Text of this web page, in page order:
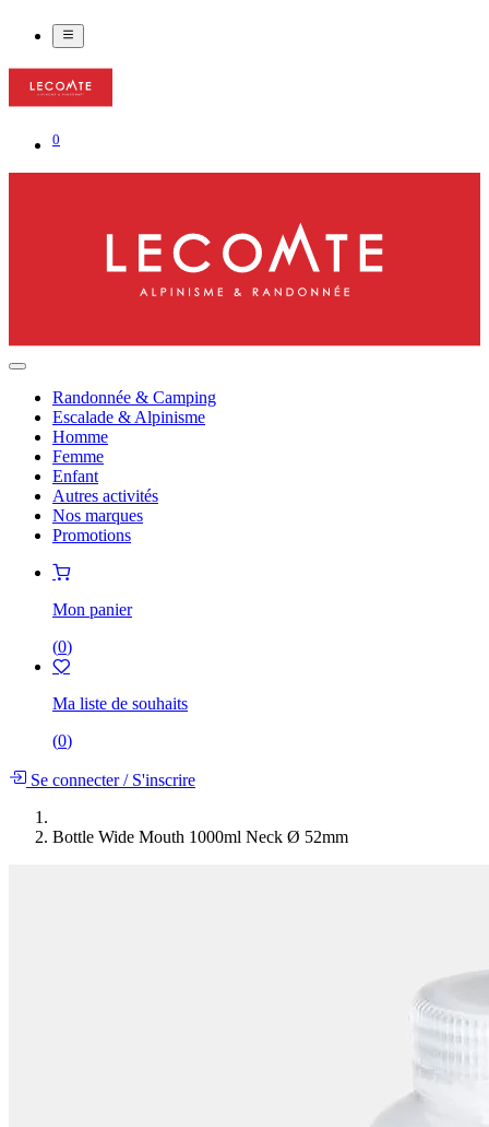
0
Randonnée & Camping
Escalade & Alpinisme
Homme
Femme
Enfant
Autres activités
Nos marques
Promotions
Mon panier
(0)
Ma liste de souhaits
(0)
Se connecter/S'inscrire
Bottle Wide Mouth 1000ml Neck Ø 52mm